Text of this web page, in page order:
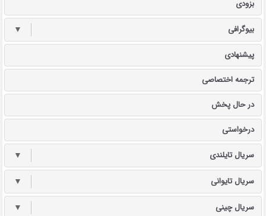
بزودی
بیوگرافی ▼
پیشنهادی
ترجمه اختصاصی
در حال پخش
درخواستی
سریال تایلندی ▼
سریال تایوانی ▼
سریال چینی ▼